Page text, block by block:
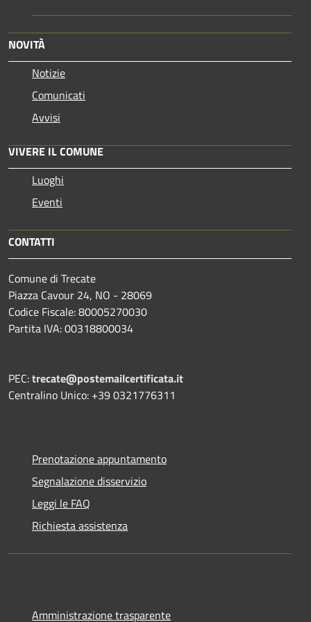
NOVITÀ
Notizie
Comunicati
Avvisi
VIVERE IL COMUNE
Luoghi
Eventi
CONTATTI
Comune di Trecate
Piazza Cavour 24, NO - 28069
Codice Fiscale: 80005270030
Partita IVA: 00318800034
PEC:trecate@postemailcertificata.it
Centralino Unico: +39 0321776311
Prenotazione appuntamento
Segnalazione disservizio
Leggi le FAQ
Richiesta assistenza
Amministrazione trasparente